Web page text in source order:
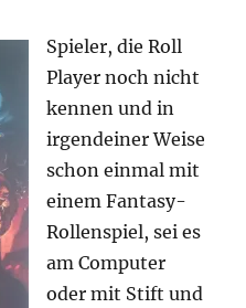
Spieler, die Roll
Player noch nicht
kennen und in
irgendeiner Weise
schon einmal mit
einem Fantasy-
Rollenspiel, sei es
am Computer
oder mit Stift und